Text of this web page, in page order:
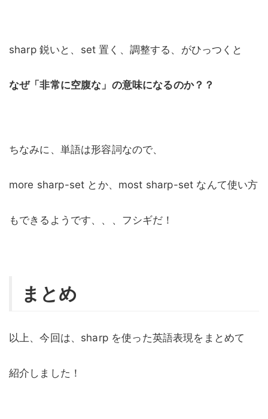
sharp 鋭いと、set 置く、調整する、がひっつくと
なぜ「非常に空腹な」の意味になるのか？？
ちなみに、単語は形容詞なので、
more sharp-set とか、most sharp-set なんて使い方
もできるようです、、、フシギだ！
まとめ
以上、今回は、sharp を使った英語表現をまとめて
紹介しました！